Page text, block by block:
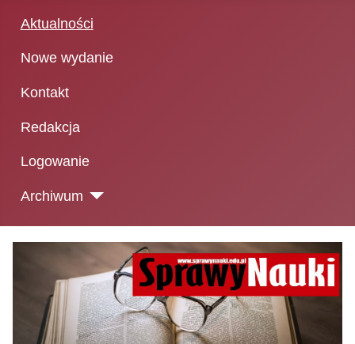
Aktualności
Nowe wydanie
Kontakt
Redakcja
Logowanie
Archiwum